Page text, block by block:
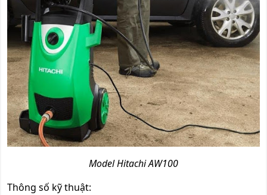
Model Hitachi AW100
Thông số kỹ thuật: